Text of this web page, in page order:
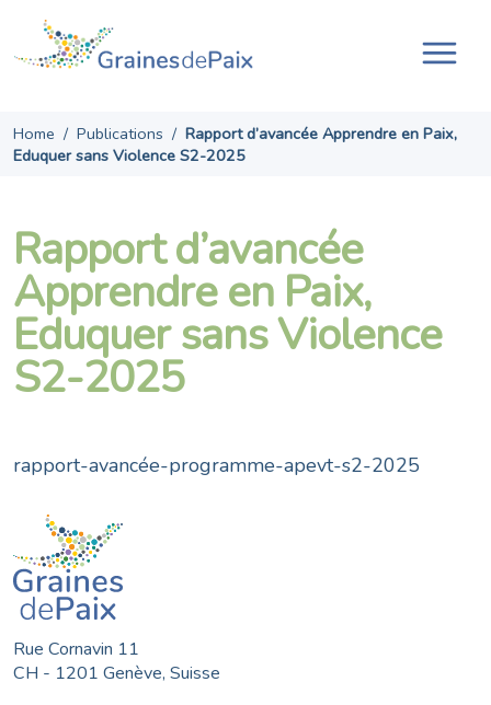
content
Home / Publications / Rapport d’avancée Apprendre en Paix,
Eduquer sans Violence S2-2025
Rapport d’avancée
Apprendre en Paix,
Eduquer sans Violence
S2-2025
rapport-avancée-programme-apevt-s2-2025
Rue Cornavin 11
CH - 1201 Genève, Suisse